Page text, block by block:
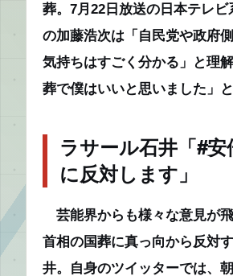
葬。7月22日放送の日本テレ
の加藤浩次は「自民党や政府
気持ちはすごく分かる」と理
葬で僕はいいと思いました」
ラサール石井「#
に反対します」
芸能界からも様々な意見が
首相の国葬に真っ向から反対
井。自身のツイッターでは、